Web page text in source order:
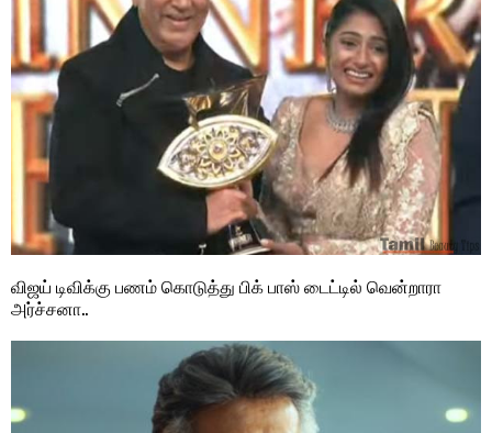
விஜய் டிவிக்கு பணம் கொடுத்து பிக் பாஸ் டைட்டில் வென்றாரா
அர்ச்சனா..